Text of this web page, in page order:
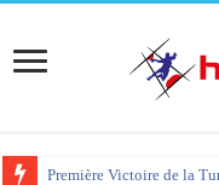
Première Victoire de la